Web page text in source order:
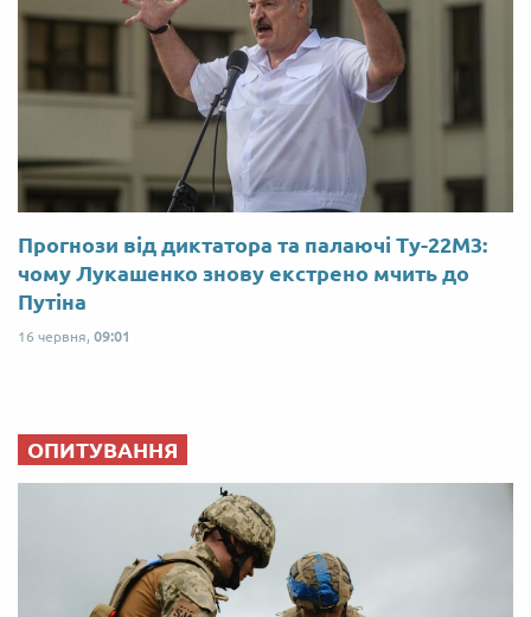
Прогнози від диктатора та палаючі Ту-22М3:
чому Лукашенко знову екстрено мчить до
Путіна
16 червня, 09:01
ОПИТУВАННЯ